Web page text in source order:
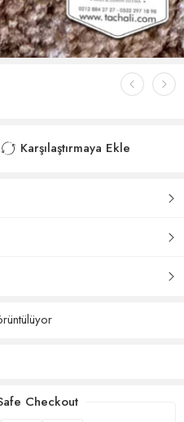
Karşılaştırmaya Ekle
Checkout